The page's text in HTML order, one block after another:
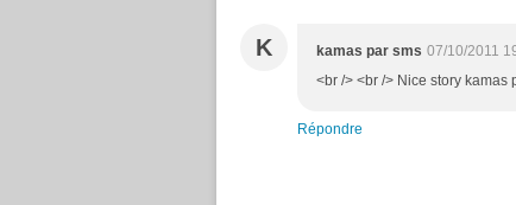
K kamas par sms 07/10/2011
<br /> <br /> Nice story kamas
Répondre